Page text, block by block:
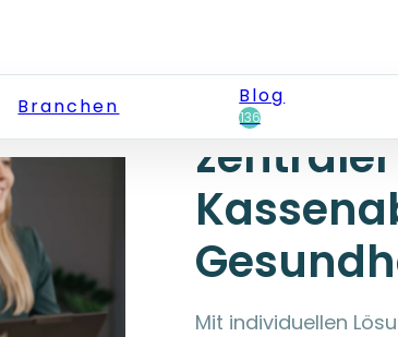
Branchen Blog
136
opta
Mit individuellen